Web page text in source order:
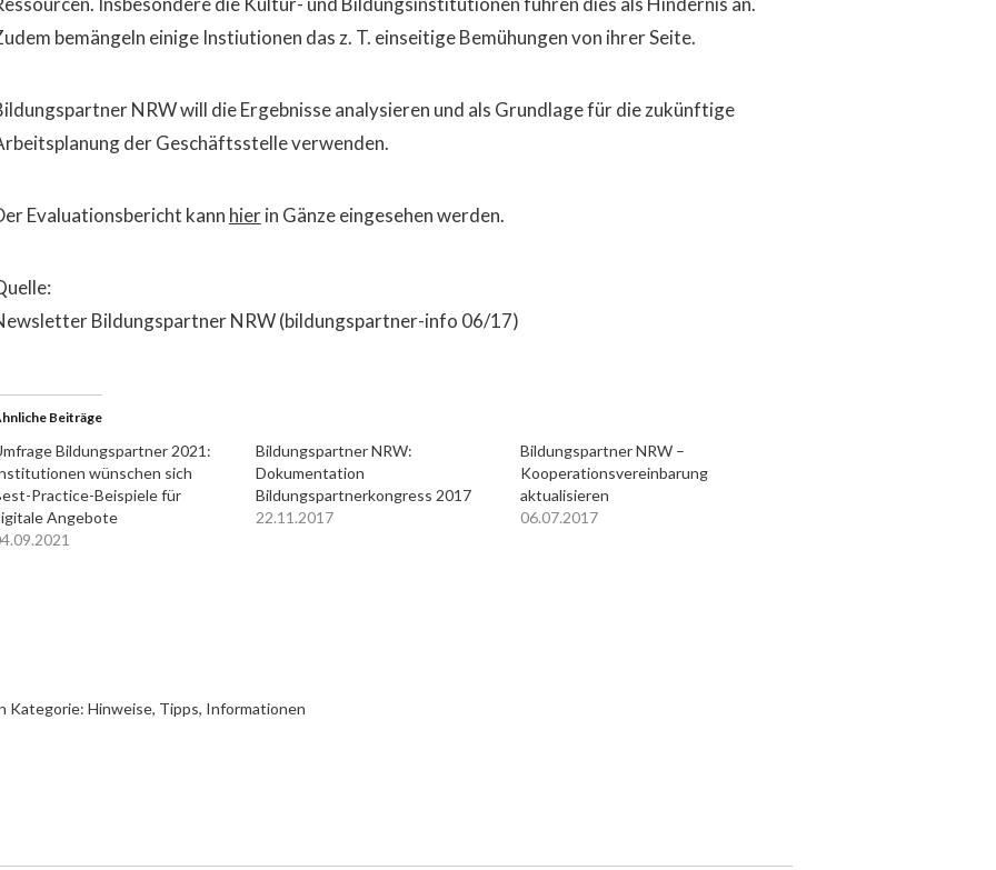
bemängeln einige Instiutionen das z. T. einseitige Bemühungen von ihrer Seite.
NRW will die Ergebnisse analysieren und als Grundlage für die zukünftige
der Geschäftsstelle verwenden.
Evaluationsbericht kann hierin Gänze eingesehen werden.
Bildungspartner NRW (bildungspartner-info 06/17)
Beiträge
Bildungspartner 2021:
wünschen sich
Practice-Beispiele für
Angebote
Bildungspartner NRW:
Dokumentation
Bildungspartnerkongress 2017
22.11.2017
Bildungspartner NRW –
Kooperationsvereinbarung
aktualisieren
06.07.2017
Kategorie: Hinweise, Tipps, Informationen